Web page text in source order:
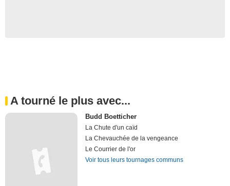
A tourné le plus avec...
Budd Boetticher
La Chute d'un caïd
La Chevauchée de la vengeance
Le Courrier de l'or
Voir tous leurs tournages communs